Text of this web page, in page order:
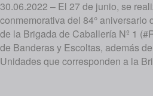
30.06.2022 – El 27 de junio, se
conmemorativa del 84° aniversario
de la Brigada de Caballería Nº 1
de Banderas y Escoltas, además
Unidades que corresponden a la